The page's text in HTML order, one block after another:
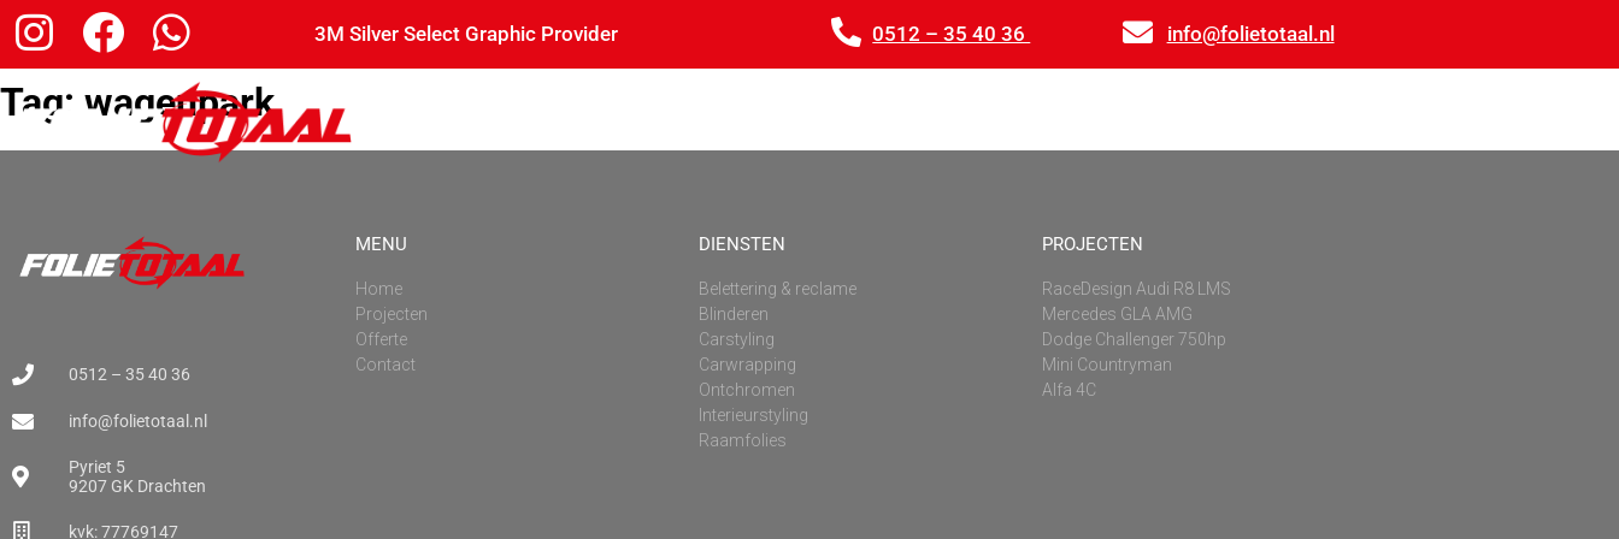
3M Silver Select Graphic Provider 0512 – 35 40 36 info@folietotaal.nl
Tag: wagenpark
0512 – 35 40 36
info@folietotaal.nl
Pyriet 5
9207 GK Drachten
kvk: 77769147
MENU
Home
Projecten
Offerte
Contact
DIENSTEN
Belettering & reclame
Blinderen
Carstyling
Carwrapping
Ontchromen
Interieurstyling
Raamfolies
PROJECTEN
RaceDesign Audi R8 LMS
Mercedes GLA AMG
Dodge Challenger 750hp
Mini Countryman
Alfa 4C